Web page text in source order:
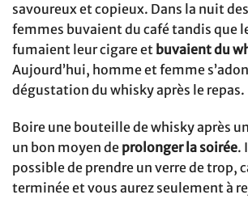
savoureux et copieux. Dans la nuit
femmes buvaient du café tandis que
fumaient leur cigare et buvaient du
Aujourd’hui, homme et femme
dégustation du whisky après le repas.
Boire une bouteille de whisky après
un bon moyen de prolonger la soirée.
possible de prendre un verre de trop,
terminée et vous aurez seulement à